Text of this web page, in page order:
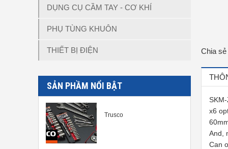
DỤNG CỤ CẦM TAY - CƠ KHÍ
PHỤ TÙNG KHUÔN
THIẾT BỊ ĐIỆN
SẢN PHẦM NỔI BẬT
Trusco
Chia
x6
And,
Can